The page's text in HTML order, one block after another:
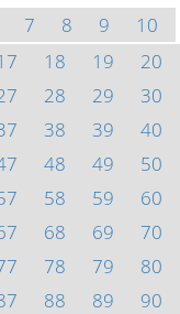
7 8 9
10
18 19
20
28 29
30
38 39
40
48 49
50
58 59
60
68 69
70
78 79
80
88 89
90